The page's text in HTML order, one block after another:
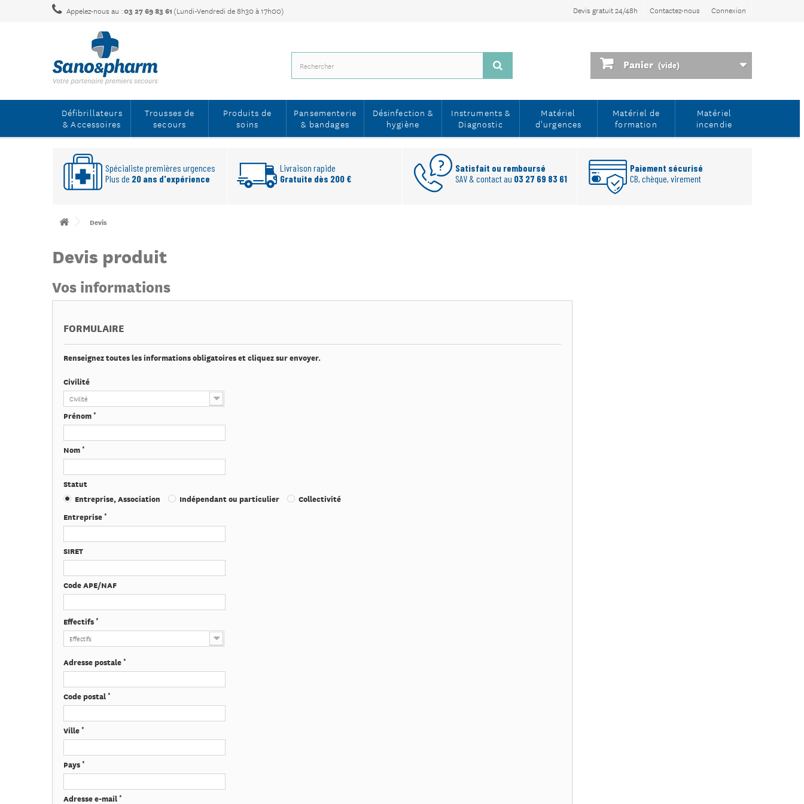
Connexion
Contactez-nous
Devis gratuit 24/48h
Appelez-nous au :03 27 69 83 61 (Lundi-Vendredi de 8h30 à 17h00)
Panier (vide)
Défibrillateurs
& Accessoires
Trousses de
secours
Produits de
soins
Pansementerie
& bandages
Désinfection &
hygiène
Instruments &
Diagnostic
Matériel
d'urgences
Matériel de
formation
Matériel
incendie
Spécialiste premières urgences
Plus de 20 ans d'expérience
Livraison rapide
Gratuite dès 200 €
Satisfait ou remboursé
SAV & contact au 03 27 69 83 61
Paiement sécurisé
CB, chèque, virement
Devis
Devis produit
Vos informations
FORMULAIRE
Renseignez toutes les informations obligatoires et cliquez sur envoyer.
Civilité
Civilité
Prénom*
Nom*
Statut
Entreprise, Association
Indépendant ou particulier
Collectivité
Entreprise*
SIRET
Code APE/NAF
Effectifs*
Effectifs
Adresse postale*
Code postal*
Ville*
Pays*
Adresse e-mail*